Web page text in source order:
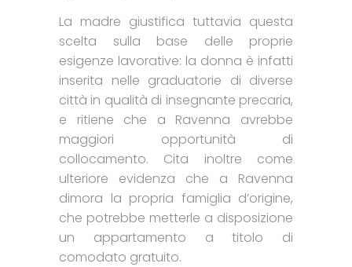
La madre giustifica tuttavia questa
scelta sulla base delle proprie
esigenze lavorative: la donna è infatti
inserita nelle graduatorie di diverse
città in qualità di insegnante precaria,
e ritiene che a Ravenna avrebbe
maggiori opportunità di
collocamento. Cita inoltre come
ulteriore evidenza che a Ravenna
dimora la propria famiglia d’origine,
che potrebbe metterle a disposizione
un appartamento a titolo di
comodato gratuito.